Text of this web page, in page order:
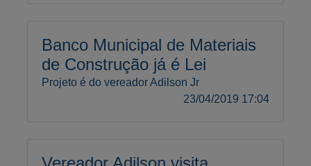
Banco Municipal de Materiais
de Construção já é Lei
Projeto é do vereador Adilson Jr
23/04/2019 17:04